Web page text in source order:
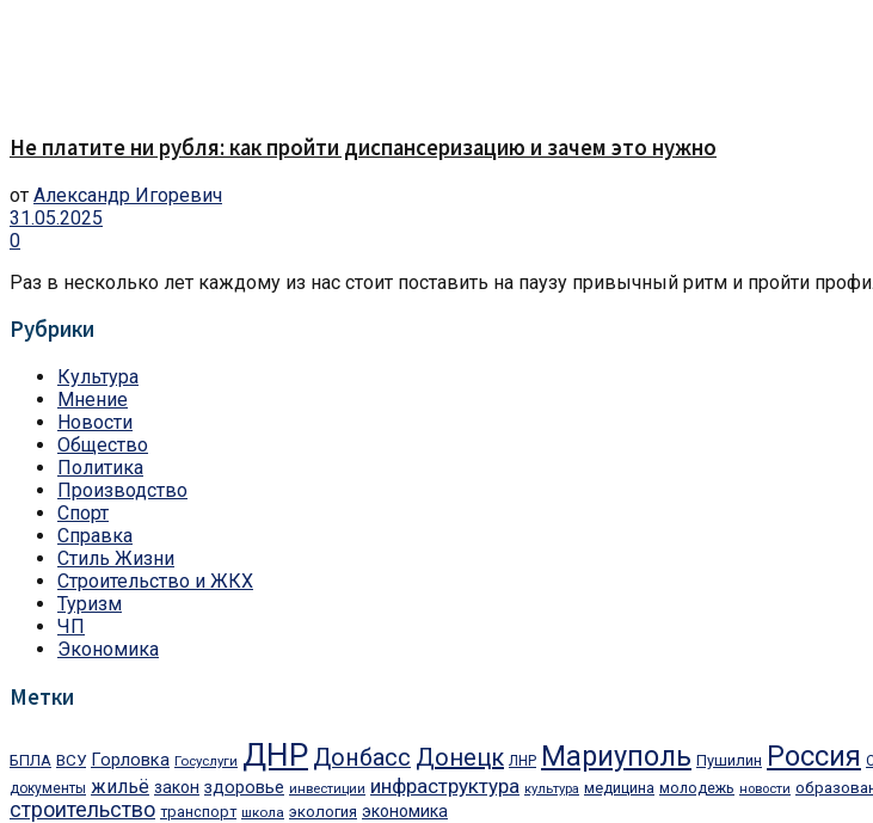
Не платите ни рубля: как пройти диспансеризацию и зачем это нужно
от Александр Игоревич
31.05.2025
0
Раз в несколько лет каждому из нас стоит поставить на паузу привычный ритм и пройти
Рубрики
Культура
Мнение
Новости
Общество
Политика
Производство
Спорт
Справка
Стиль Жизни
Строительство и ЖКХ
Туризм
ЧП
Экономика
Метки
БПЛА ВСУ Горловка Госуслуги ДНР Донбасс Донецк ЛНР Мариуполь Пушилин Россия
документы жильё закон здоровье инвестиции инфраструктура культура медицина молодежь новости
строительство транспорт школа экология экономика